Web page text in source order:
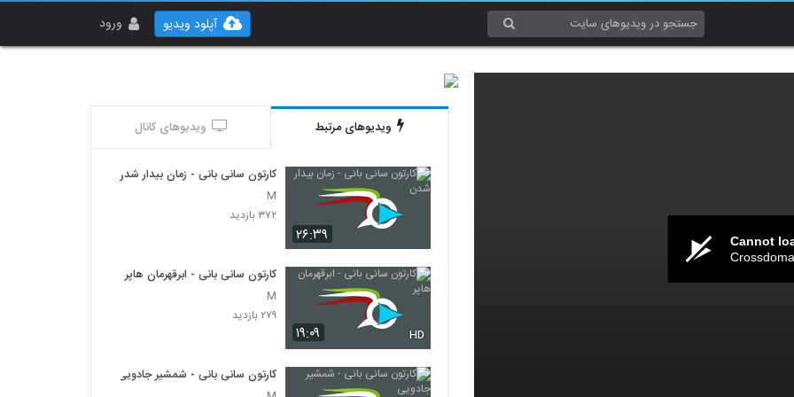
ورود آپلود ویدیو
Cannot
ویدیوهای مرتبط ویدیوهای کانال
۲۶:۳۹
کارتون سانی بانی - زمان بیدار شدن
M
۳۷۲ بازدید
۱۹:۰۹ HD
کارتون سانی بانی - ابرقهرمان هاپر
M
۲۷۹ بازدید
کارتون سانی بانی - شمشیر جادویی